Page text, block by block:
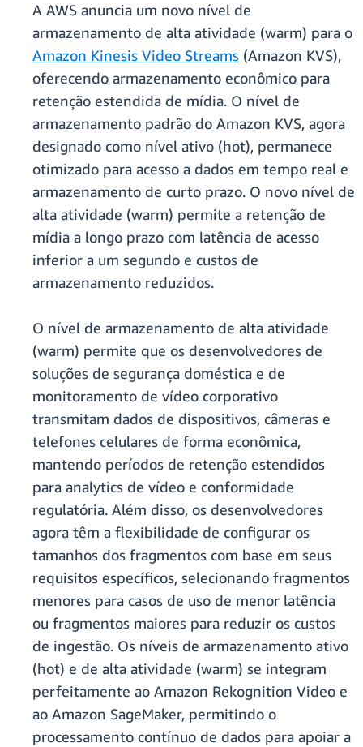
A AWS anuncia um novo nível de
armazenamento de alta atividade (warm) para o
Amazon Kinesis Video Streams (Amazon KVS),
oferecendo armazenamento econômico para
retenção estendida de mídia. O nível de
armazenamento padrão do Amazon KVS, agora
designado como nível ativo (hot), permanece
otimizado para acesso a dados em tempo real e
armazenamento de curto prazo. O novo nível de
alta atividade (warm) permite a retenção de
mídia a longo prazo com latência de acesso
inferior a um segundo e custos de
armazenamento reduzidos.
O nível de armazenamento de alta atividade
(warm) permite que os desenvolvedores de
soluções de segurança doméstica e de
monitoramento de vídeo corporativo
transmitam dados de dispositivos, câmeras e
telefones celulares de forma econômica,
mantendo períodos de retenção estendidos
para analytics de vídeo e conformidade
regulatória. Além disso, os desenvolvedores
agora têm a flexibilidade de configurar os
tamanhos dos fragmentos com base em seus
requisitos específicos, selecionando fragmentos
menores para casos de uso de menor latência
ou fragmentos maiores para reduzir os custos
de ingestão. Os níveis de armazenamento ativo
(hot) e de alta atividade (warm) se integram
perfeitamente ao Amazon Rekognition Video e
ao Amazon SageMaker, permitindo o
processamento contínuo de dados para apoiar a